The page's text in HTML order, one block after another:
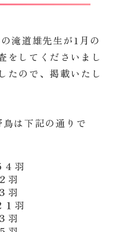
滝道雄先生が1月の
をしてくださいまし
たので、掲載いたし
は下記の通りで
羽
羽